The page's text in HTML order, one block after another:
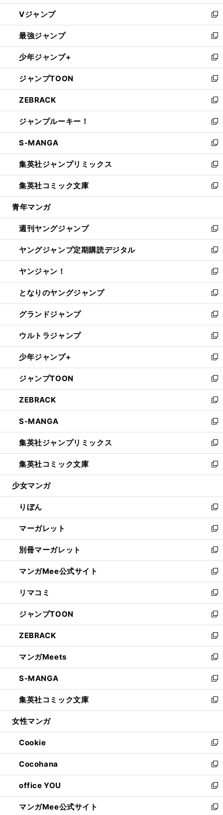
ウ
ィ
ン
ド
ウ
で
開
く
し
い
ウ
ィ
ン
ド
ウ
で
開
く
Vジャンプ
新
し
い
ウ
ィ
ン
ド
ウ
で
開
く
最強ジャンプ
新
し
い
ウ
ィ
ン
ド
ウ
で
開
く
少年ジャンプ+
新
し
い
ウ
ィ
ン
ド
ウ
で
開
く
ジャンプTOON
新
し
い
ウ
ィ
ン
ド
ウ
で
開
く
ZEBRACK
新
し
い
ウ
ィ
ン
ド
ウ
で
開
ジャンプルーキー！
新
し
い
ウ
ィ
ン
ド
ウ
開
く
S-MANGA
新
し
い
ウ
ィ
ン
ウ
で
開
く
集英社ジャンプリミックス
新
し
い
ウ
ン
ド
ウ
で
開
く
集英社コミック文庫
新
し
ウ
ィ
ン
ド
ウ
で
開
く
青年マンガ
週刊ヤングジャンプ
新
し
い
ウ
ィ
ン
ド
ウ
で
開
く
ヤングジャンプ定期購読デジタル
新
し
い
ウ
ィ
ン
ド
ウ
で
開
く
ヤンジャン！
新
し
い
ウ
ィ
ン
ド
ウ
で
開
く
となりのヤングジャンプ
新
し
い
ウ
ィ
ン
ド
ウ
で
開
く
グランドジャンプ
新
し
い
ウ
ィ
ン
ド
ウ
で
開
く
ウルトラジャンプ
新
し
い
ウ
ィ
ン
ド
ウ
で
開
く
少年ジャンプ+
新
し
い
ウ
ィ
ン
ド
ウ
で
開
く
ジャンプTOON
新
し
い
ウ
ィ
ン
ド
ウ
で
開
ZEBRACK
新
し
い
ウ
ィ
ン
ド
ウ
開
く
S-MANGA
新
し
い
ウ
ィ
ン
ウ
で
開
く
集英社ジャンプリミックス
新
し
い
ウ
ン
ド
ウ
で
開
く
集英社コミック文庫
新
し
ウ
ィ
ン
ド
ウ
で
開
く
少女マンガ
りぼん
新
し
い
ウ
ィ
ン
ド
ウ
で
開
く
マーガレット
新
し
い
ウ
ィ
ン
ド
ウ
で
開
く
別冊マーガレット
新
し
い
ウ
ィ
ン
ド
ウ
で
開
く
マンガMee公式サイト
新
し
い
ウ
ィ
ン
ド
ウ
で
開
く
リマコミ
新
し
い
ウ
ィ
ン
ド
ウ
で
開
く
ジャンプTOON
新
し
い
ウ
ィ
ン
ド
ウ
で
開
ZEBRACK
新
し
い
ウ
ィ
ン
ド
ウ
開
く
マンガMeets
新
し
い
ウ
ィ
ン
ウ
で
開
く
S-MANGA
新
し
い
ウ
ン
ド
ウ
で
開
く
集英社コミック文庫
新
し
ウ
ィ
ン
ド
ウ
で
開
く
女性マンガ
Cookie
新
し
い
ウ
ィ
ン
ド
Cocohana
新
し
い
ウ
ィ
office YOU
新
し
い
マンガMee公式サイト 新